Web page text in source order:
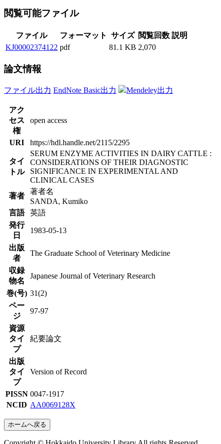
閲覧可能ファイル
ファイル フォーマット サイズ 閲覧回数 説明
KJ00002374122 pdf 81.1 KB 2,070
論文情報
ファイル出力 EndNote Basic出力 Mendeley出力
アク
セス
権
open access
URI https://hdl.handle.net/2115/2295
タイ
トル
SERUM ENZYME ACTIVITIES IN DAIRY CATTLE :
CONSIDERATIONS OF THEIR DIAGNOSTIC
SIGNIFICANCE IN EXPERIMENTAL AND
CLINICAL CASES
著者
著者名
SANDA, Kumiko
言語
英語
発行
日
1983-05-13
出版
者
The Graduate School of Veterinary Medicine
収録
物名
Japanese Journal of Veterinary Research
巻(号) 31(2)
ペー
ジ
97-97
資源
タイ
プ
紀要論文
出版
タイ
プ
Version of Record
PISSN 0047-1917
NCID AA0069128X
ホームへ戻る